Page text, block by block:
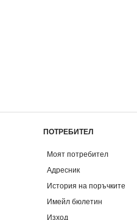
ПОТРЕБИТЕЛ
Моят потребител
Адресник
История на поръчките
Имейл бюлетин
Изход